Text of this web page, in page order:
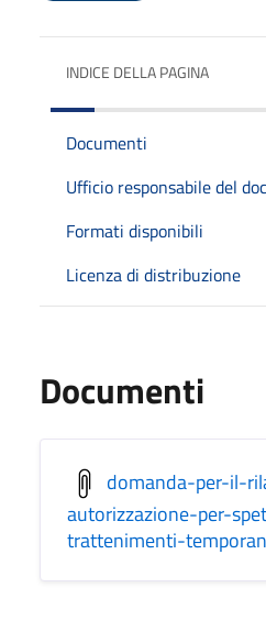
INDICE DELLA PAGINA
Documenti
Ufficio responsabile del
Formati disponibili
Licenza di distribuzione
Documenti
domanda-per-il-
autorizzazione-per-
trattenimenti-